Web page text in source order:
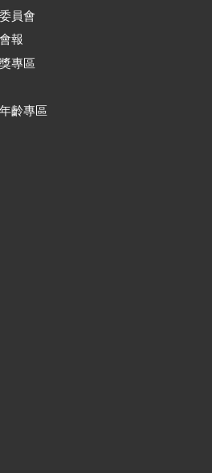
員會
報
專區
齡專區